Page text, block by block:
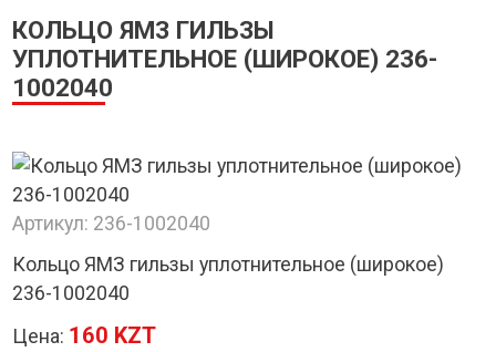
КОЛЬЦО ЯМЗ ГИЛЬЗЫ
УПЛОТНИТЕЛЬНОЕ (ШИРОКОЕ) 236-
1002040
Артикул: 236-1002040
Кольцо ЯМЗ гильзы уплотнительное (широкое)
236-1002040
Цена: 160 KZT